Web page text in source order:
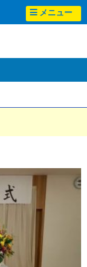
メニュー